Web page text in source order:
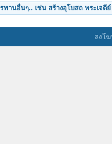
านอื่นๆ.. เช่น สร้างอุโบสถ พระเจดี
ลงโ